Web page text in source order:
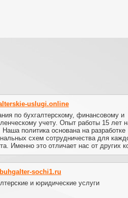
uslugi.online
по бухгалтерскому, финансовому и
учету. Опыт работы 15 лет
Наша политика основана на разработке
схем сотрудничества для
Именно это отличает нас от других
sochi1.ru
и юридические услуги